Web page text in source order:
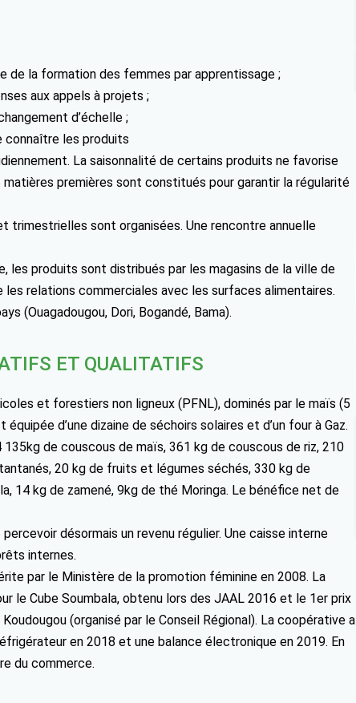
la formation des femmes par apprentissage ;
aux appels à projets ;
d’échelle ;
connaître les produits
La saisonnalité de certains produits ne favorise
premières sont constitués pour garantir la régularité
trimestrielles sont organisées. Une rencontre annuelle
produits sont distribués par les magasins de la ville de
relations commerciales avec les surfaces alimentaires.
(Ouagadougou, Dori, Bogandé, Bama).
ET QUALITATIFS
et forestiers non ligneux (PFNL), dominés par le maïs (5
d’une dizaine de séchoirs solaires et d’un four à Gaz.
de couscous de maïs, 361 kg de couscous de riz, 210
20 kg de fruits et légumes séchés, 330 kg de
14 kg de zamené, 9kg de thé Moringa. Le bénéfice net de
désormais un revenu régulier. Une caisse interne
internes.
par le Ministère de la promotion féminine en 2008. La
le Cube Soumbala, obtenu lors des JAAL 2016 et le 1er prix
(organisé par le Conseil Régional). La coopérative a
en 2018 et une balance électronique en 2019. En
du commerce.